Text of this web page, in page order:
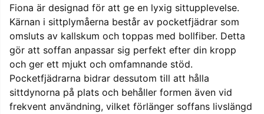
Fiona är designad för att ge en lyxig sittupplevelse.
Kärnan i sittplymåerna består av pocketfjädrar som
omsluts av kallskum och toppas med bollfiber. Detta
gör att soffan anpassar sig perfekt efter din kropp
och ger ett mjukt och omfamnande stöd.
Pocketfjädrarna bidrar dessutom till att hålla
sittdynorna på plats och behåller formen även vid
frekvent användning, vilket förlänger soffans livslängd